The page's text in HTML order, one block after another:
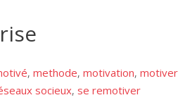
, methode, motivation, motiver
socieux, se remotiver